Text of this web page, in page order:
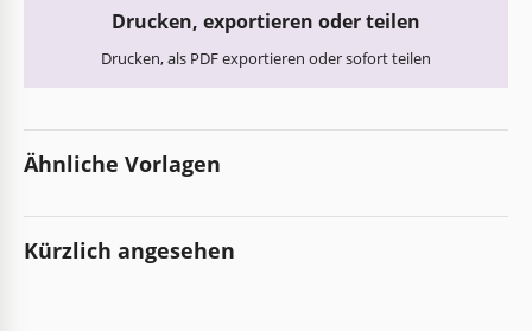
Drucken, exportieren oder teilen
Drucken, als PDF exportieren oder sofort teilen
Ähnliche Vorlagen
Kürzlich angesehen